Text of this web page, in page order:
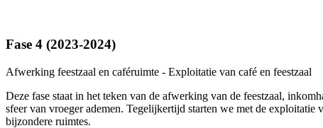
Fase 4 (2023-2024)
Afwerking feestzaal en caféruimte - Exploitatie van café en feestzaal
Deze fase staat in het teken van de afwerking van de feestzaal,
sfeer van vroeger ademen. Tegelijkertijd starten we met de exploitatie
bijzondere ruimtes.